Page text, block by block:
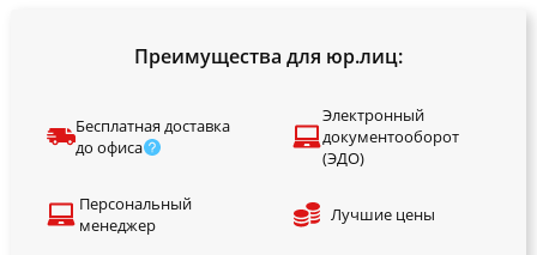
Преимущества для юр.лиц:
Бесплатная доставка
до офиса
Электронный
документооборот
(ЭДО)
Персональный
менеджер
Лучшие цены